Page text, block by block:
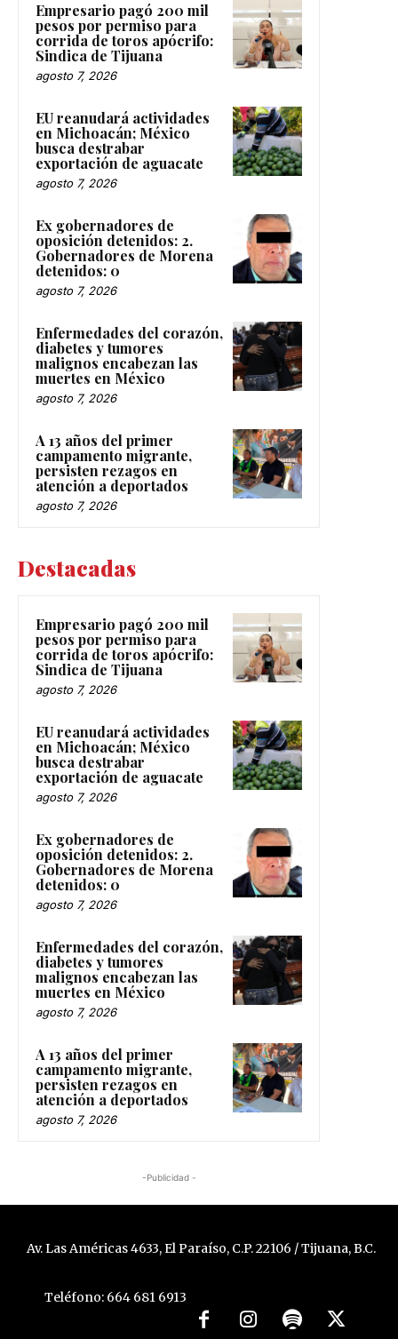
Empresario pagó 200 mil
pesos por permiso para
corrida de toros apócrifo:
Sindica de Tijuana
agosto 7, 2026
EU reanudará actividades
en Michoacán; México
busca destrabar
exportación de aguacate
agosto 7, 2026
Ex gobernadores de
oposición detenidos: 2.
Gobernadores de Morena
detenidos: 0
agosto 7, 2026
Enfermedades del corazón,
diabetes y tumores
malignos encabezan las
muertes en México
agosto 7, 2026
A 13 años del primer
campamento migrante,
persisten rezagos en
atención a deportados
agosto 7, 2026
Destacadas
Empresario pagó 200 mil
pesos por permiso para
corrida de toros apócrifo:
Sindica de Tijuana
agosto 7, 2026
EU reanudará actividades
en Michoacán; México
busca destrabar
exportación de aguacate
agosto 7, 2026
Ex gobernadores de
oposición detenidos: 2.
Gobernadores de Morena
detenidos: 0
agosto 7, 2026
Enfermedades del corazón,
diabetes y tumores
malignos encabezan las
muertes en México
agosto 7, 2026
A 13 años del primer
campamento migrante,
persisten rezagos en
atención a deportados
agosto 7, 2026
-Publicidad -
Av. Las Américas 4633, El Paraíso, C.P. 22106 / Tijuana, B.C.
Teléfono: 664 681 6913